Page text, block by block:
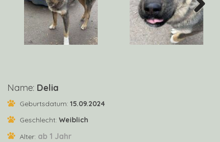
Next
Name: Delia
Geburtsdatum: 15.09.2024
Geschlecht: Weiblich
Alter: ab 1 Jahr